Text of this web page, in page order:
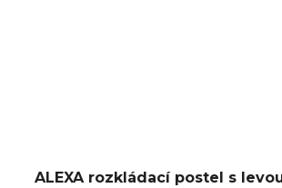
ALEXA rozkládací postel s